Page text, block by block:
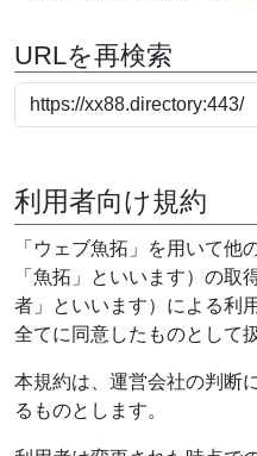
URLを再検索
利用者向け規約
「ウェブ魚拓」を用いて他
「魚拓」といいます）の取
者」といいます）による利
全てに同意したものとして
本規約は、運営会社の判断
るものとします。